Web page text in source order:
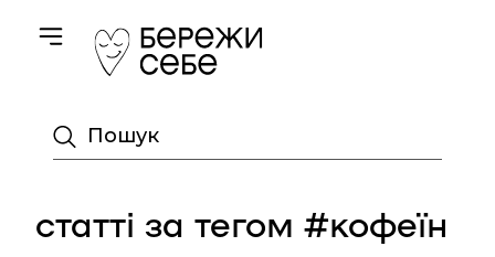
Toggle navigation
Пошук
статті за тегом #кофеїн